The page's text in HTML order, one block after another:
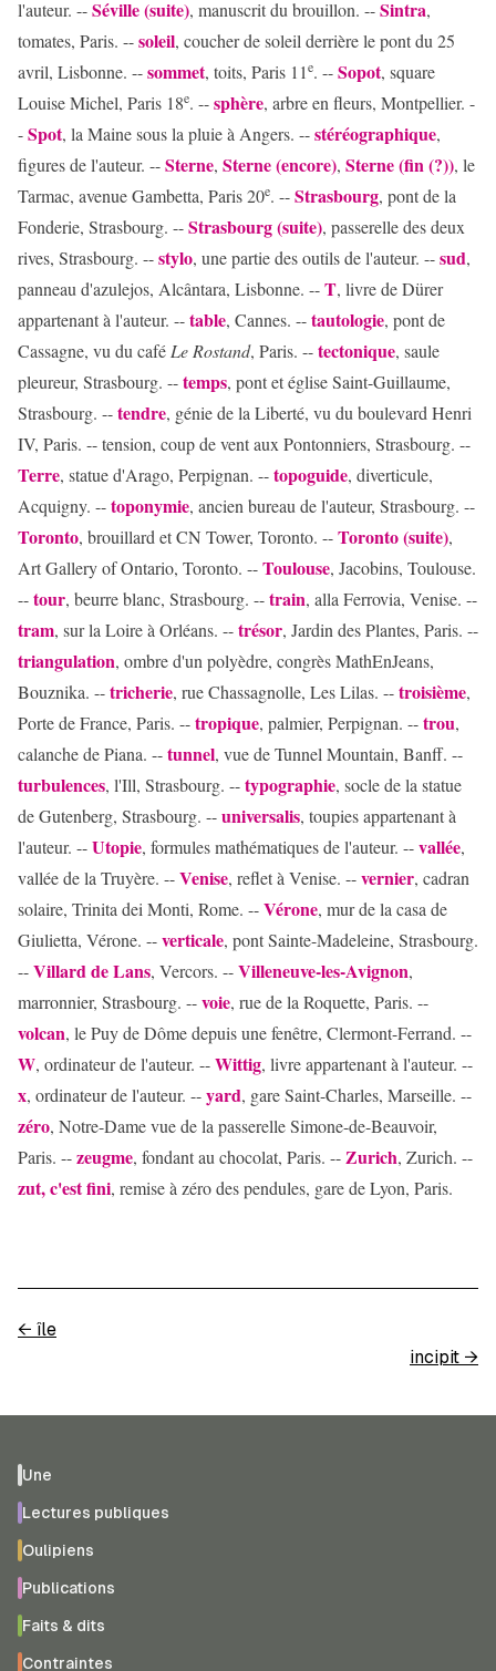
l'auteur. --Séville (suite), manuscrit du brouillon. --Sintra,
tomates, Paris. --soleil, coucher de soleil derrière le pont du 25
avril, Lisbonne. --sommet, toits, Paris 11e. --Sopot, square
Louise Michel, Paris 18e. --sphère, arbre en fleurs, Montpellier. -
-Spot, la Maine sous la pluie à Angers. --stéréographique,
figures de l'auteur. --Sterne, Sterne (encore), Sterne (fin (?)), le
Tarmac, avenue Gambetta, Paris 20e. --Strasbourg, pont de la
Fonderie, Strasbourg. --Strasbourg (suite), passerelle des deux
rives, Strasbourg. --stylo, une partie des outils de l'auteur. --sud,
panneau d'azulejos, Alcântara, Lisbonne. --T, livre de Dürer
appartenant à l'auteur. --table, Cannes. --tautologie, pont de
Cassagne, vu du café Le Rostand, Paris. --tectonique, saule
pleureur, Strasbourg. --temps, pont et église Saint-Guillaume,
Strasbourg. --tendre, génie de la Liberté, vu du boulevard Henri
IV, Paris. -- tension, coup de vent aux Pontonniers, Strasbourg. --
Terre, statue d'Arago, Perpignan. --topoguide, diverticule,
Acquigny. --toponymie, ancien bureau de l'auteur, Strasbourg. --
Toronto, brouillard et CN Tower, Toronto. --Toronto (suite),
Art Gallery of Ontario, Toronto. --Toulouse, Jacobins, Toulouse.
--tour, beurre blanc, Strasbourg. --train, alla Ferrovia, Venise. --
tram, sur la Loire à Orléans. --trésor, Jardin des Plantes, Paris. --
triangulation, ombre d'un polyèdre, congrès MathEnJeans,
Bouznika. --tricherie, rue Chassagnolle, Les Lilas. --troisième,
Porte de France, Paris. --tropique, palmier, Perpignan. --trou,
calanche de Piana. --tunnel, vue de Tunnel Mountain, Banff. --
turbulences, l'Ill, Strasbourg. --typographie, socle de la statue
de Gutenberg, Strasbourg. --universalis, toupies appartenant à
l'auteur. --Utopie, formules mathématiques de l'auteur. --vallée,
vallée de la Truyère. --Venise, reflet à Venise. --vernier, cadran
solaire, Trinita dei Monti, Rome. --Vérone, mur de la casa de
Giulietta, Vérone. --verticale, pont Sainte-Madeleine, Strasbourg.
--Villard de Lans, Vercors. --Villeneuve-les-Avignon,
marronnier, Strasbourg. --voie, rue de la Roquette, Paris. --
volcan, le Puy de Dôme depuis une fenêtre, Clermont-Ferrand. --
W, ordinateur de l'auteur. --Wittig, livre appartenant à l'auteur. --
x, ordinateur de l'auteur. --yard, gare Saint-Charles, Marseille. --
zéro, Notre-Dame vue de la passerelle Simone-de-Beauvoir,
Paris. --zeugme, fondant au chocolat, Paris. --Zurich, Zurich. --
zut, c'est fini, remise à zéro des pendules, gare de Lyon, Paris.
← île
incipit →
Une
Lectures publiques
Oulipiens
Publications
Faits & dits
Contraintes